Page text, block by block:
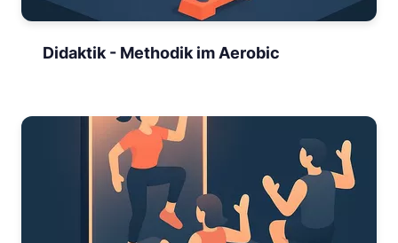
Didaktik - Methodik im Aerobic